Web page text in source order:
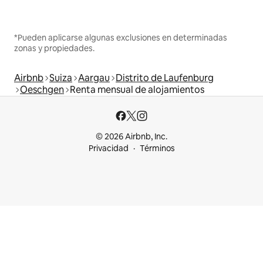
*Pueden aplicarse algunas exclusiones en determinadas
zonas y propiedades.
Airbnb Suiza Aargau Distrito de Laufenburg
Oeschgen Renta mensual de alojamientos
© 2026 Airbnb, Inc.
Privacidad
Términos